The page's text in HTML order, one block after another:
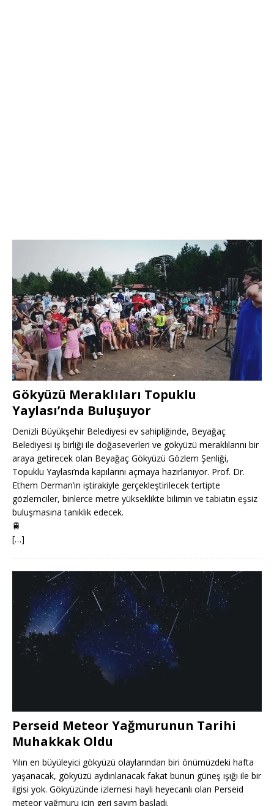
Gökyüzü Meraklıları Topuklu
Yaylası’nda Buluşuyor
Denizli Büyükşehir Belediyesi ev sahipliğinde, Beyağaç
Belediyesi iş birliği ile doğaseverleri ve gökyüzü meraklılarını bir
araya getirecek olan Beyağaç Gökyüzü Gözlem Şenliği,
Topuklu Yaylası’nda kapılarını açmaya hazırlanıyor. Prof. Dr.
Ethem Derman’ın iştirakiyle gerçekleştirilecek tertipte
gözlemciler, binlerce metre yükseklikte bilimin ve tabiatın eşsiz
buluşmasına tanıklık edecek.
🚆
[…]
Perseid Meteor Yağmurunun Tarihi
Muhakkak Oldu
Yılın en büyüleyici gökyüzü olaylarından biri önümüzdeki hafta
yaşanacak, gökyüzü aydınlanacak fakat bunun güneş ışığı ile bir
ilgisi yok. Gökyüzünde izlemesi hayli heyecanlı olan Perseid
meteor yağmuru için geri sayım başladı.